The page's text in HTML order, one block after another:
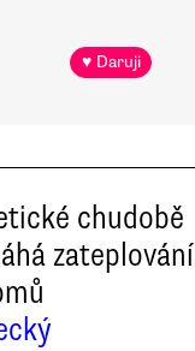
♥ Daruji
chudobě
zateplování